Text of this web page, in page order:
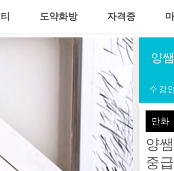
도약화방 자격증
양
수강
만화
양
중